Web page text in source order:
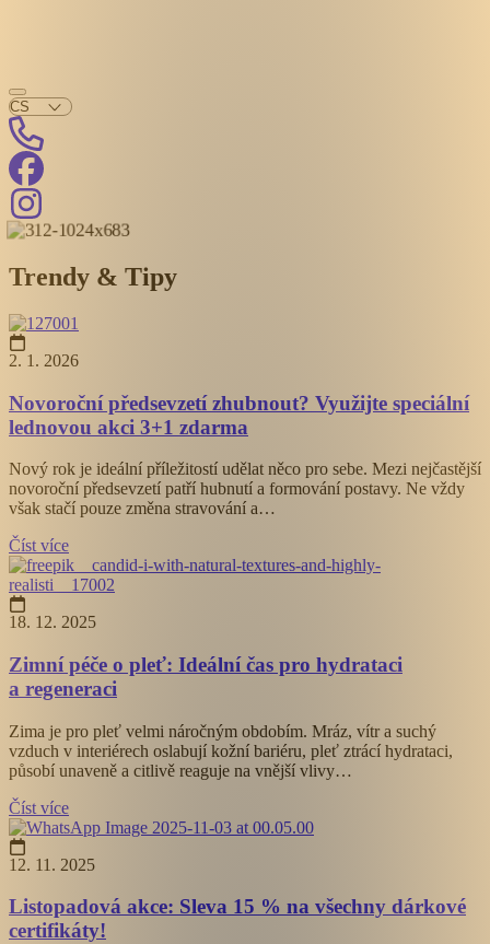
Trendy & Tipy
2. 1. 2026
Novoroční předsevzetí zhubnout? Využijte speciální
lednovou akci 3+1 zdarma
Nový rok je ideální příležitostí udělat něco pro sebe. Mezi nejčastější
novoroční předsevzetí patří hubnutí a formování postavy. Ne vždy
však stačí pouze změna stravování a…
Číst více
18. 12. 2025
Zimní péče o pleť: Ideální čas pro hydrataci
a regeneraci
Zima je pro pleť velmi náročným obdobím. Mráz, vítr a suchý
vzduch v interiérech oslabují kožní bariéru, pleť ztrácí hydrataci,
působí unaveně a citlivě reaguje na vnější vlivy…
Číst více
12. 11. 2025
Listopadová akce: Sleva 15 % na všechny dárkové
certifikáty!